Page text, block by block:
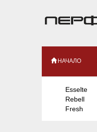
НАЧАЛО
Esselte
Rebell
Fresh